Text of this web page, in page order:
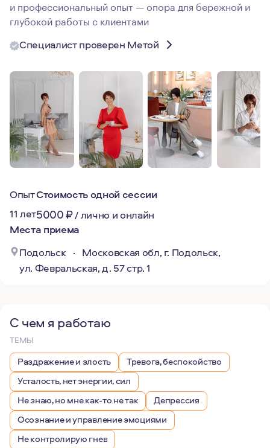
и профессиональный опыт — опора для бережной и
глубокой работы с клиентами
Специалист проверен Метой
Опыт
11 лет
Стоимость одной сессии
5000₽/лично и онлайн
Места приема
Подольск · Московская обл, г. Подольск,
ул. Февральская, д. 57 стр. 1
С чем я работаю
ТЕМЫ
Раздражение и злость
Тревога, беспокойство
Усталость, нет энергии, сил
Не знаю, но мне как-то не так
Депрессия
Осознание и управление эмоциями
Не контролирую гнев